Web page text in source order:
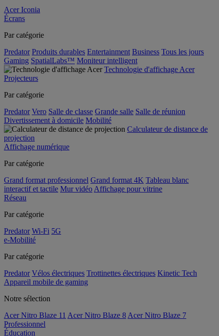
Acer Iconia
Écrans
Par catégorie
Predator Produits durables Entertainment Business Tous les jours
Gaming SpatialLabs™ Moniteur intelligent
Technologie d'affichage Acer
Projecteurs
Par catégorie
Predator Vero Salle de classe Grande salle Salle de réunion
Divertissement à domicile Mobilité
Calculateur de distance de
projection
Affichage numérique
Par catégorie
Grand format professionnel Grand format 4K Tableau blanc
interactif et tactile Mur vidéo Affichage pour vitrine
Réseau
Par catégorie
Predator Wi-Fi 5G
e-Mobilité
Par catégorie
Predator Vélos électriques Trottinettes électriques Kinetic Tech
Appareil mobile de gaming
Notre sélection
Acer Nitro Blaze 11 Acer Nitro Blaze 8 Acer Nitro Blaze 7
Professionnel
Éducation